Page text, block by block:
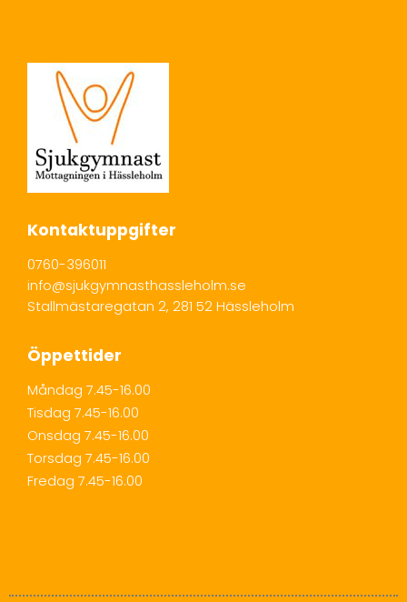
Kontaktuppgifter
0760-396011
info@sjukgymnasthassleholm.se
Stallmästaregatan 2, 281 52 Hässleholm
Öppettider
Måndag 7.45-16.00
Tisdag 7.45-16.00
Onsdag 7.45-16.00
Torsdag 7.45-16.00
Fredag 7.45-16.00